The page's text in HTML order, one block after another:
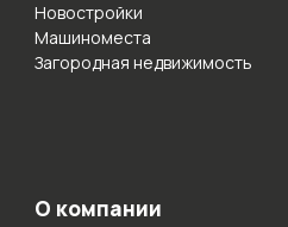
Новостройки
Машиноместа
Загородная недвижимость
О компании